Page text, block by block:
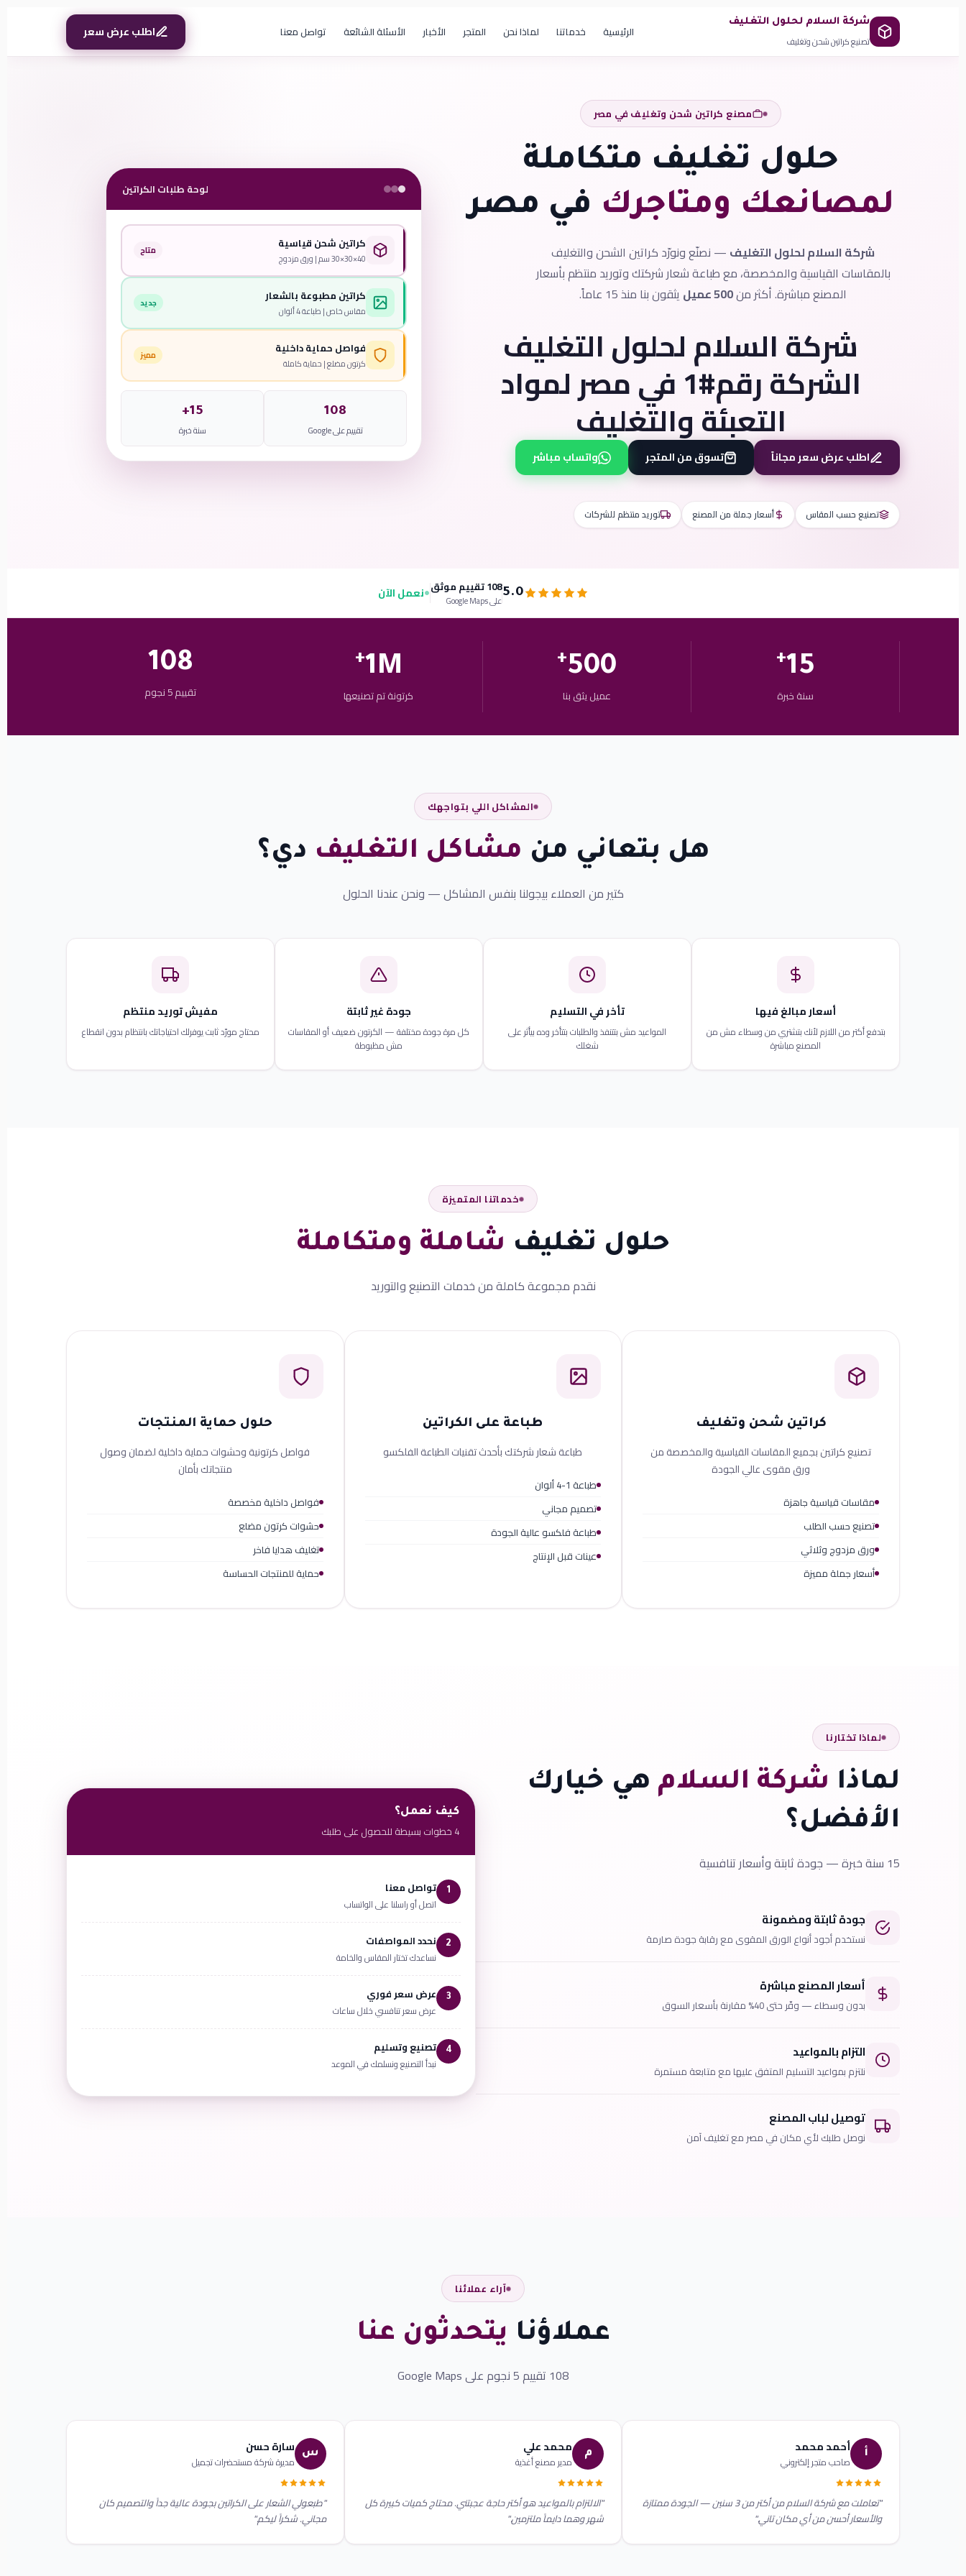
شركة السلام لحلول التغليف
تصنيع كراتين شحن وتغليف
الرئيسية خدماتنا لماذا نحن المتجر الأخبار الأسئلة الشائعة تواصل معنا اطلب عرض سعر
مصنع كراتين شحن وتغليف في مصر
حلول تغليف متكاملة
لمصانعك ومتاجرك في مصر
شركة السلام لحلول التغليف — نصنّع ونورّد كراتين الشحن والتغليف
بالمقاسات القياسية والمخصصة، مع طباعة شعار شركتك وتوريد منتظم بأسعار
المصنع مباشرة. أكثر من500 عميل يثقون بنا منذ 15 عاماً.
شركة السلام لحلول التغليف
الشركة رقم#1 في مصر لمواد
التعبئة والتغليف
اطلب عرض سعر مجاناً تسوق من المتجر واتساب مباشر
تصنيع حسب المقاس أسعار جملة من المصنع توريد منتظم للشركات
لوحة طلبات الكراتين
كراتين شحن قياسية
40×30×30 سم | ورق مزدوج
متاح
كراتين مطبوعة بالشعار
مقاس خاص | طباعة 4 ألوان
جديد
فواصل حماية داخلية
كرتون مضلع | حماية كاملة
مميز
108
تقييم على Google
15+
سنة خبرة
5.0108 تقييم موثق
على Google Maps نعمل الآن
15
+
سنة خبرة
500
+
عميل يثق بنا
1M
+
كرتونة تم تصنيعها
108
تقييم 5 نجوم
المشاكل اللي بتواجهك
هل بتعاني من مشاكل التغليف دي؟
كتير من العملاء بيجولنا بنفس المشاكل — ونحن عندنا الحلول
أسعار مبالغ فيها
بتدفع أكتر من اللازم لأنك بتشتري من وسطاء مش من
المصنع مباشرة
تأخر في التسليم
المواعيد مش بتتنفذ والطلبات بتتأخر وده بيأثر على
شغلك
جودة غير ثابتة
كل مرة جودة مختلفة — الكرتون ضعيف أو المقاسات
مش مظبوطة
مفيش توريد منتظم
محتاج مورّد ثابت يوفرلك احتياجاتك بانتظام بدون انقطاع
خدماتنا المتميزة
حلول تغليف شاملة ومتكاملة
نقدم مجموعة كاملة من خدمات التصنيع والتوريد
كراتين شحن وتغليف
تصنيع كراتين بجميع المقاسات القياسية والمخصصة من
ورق مقوى عالي الجودة
مقاسات قياسية جاهزة
تصنيع حسب الطلب
ورق مزدوج وثلاثي
أسعار جملة مميزة
طباعة على الكراتين
طباعة شعار شركتك بأحدث تقنيات الطباعة الفلكسو
طباعة 1-4 ألوان
تصميم مجاني
طباعة فلكسو عالية الجودة
عينات قبل الإنتاج
حلول حماية المنتجات
فواصل كرتونية وحشوات حماية داخلية لضمان وصول
منتجاتك بأمان
فواصل داخلية مخصصة
حشوات كرتون مضلع
تغليف هدايا فاخر
حماية للمنتجات الحساسة
لماذا تختارنا
لماذا شركة السلام هي خيارك
الأفضل؟
15 سنة خبرة — جودة ثابتة وأسعار تنافسية
جودة ثابتة ومضمونة
نستخدم أجود أنواع الورق المقوى مع رقابة جودة صارمة
أسعار المصنع مباشرة
بدون وسطاء — وفّر حتى 40% مقارنة بأسعار السوق
التزام بالمواعيد
نلتزم بمواعيد التسليم المتفق عليها مع متابعة مستمرة
توصيل لباب المصنع
نوصل طلبك لأي مكان في مصر مع تغليف آمن
كيف نعمل؟
4 خطوات بسيطة للحصول على طلبك
1 تواصل معنا
اتصل أو راسلنا على الواتساب
2 نحدد المواصفات
نساعدك تختار المقاس والخامة
3 عرض سعر فوري
عرض سعر تنافسي خلال ساعات
4 تصنيع وتسليم
نبدأ التصنيع ونسلمك في الموعد
آراء عملائنا
عملاؤنا يتحدثون عنا
108 تقييم 5 نجوم على Google Maps
أ أحمد محمد
صاحب متجر إلكتروني
"تعاملت مع شركة السلام من أكتر من 3 سنين — الجودة ممتازة
والأسعار أحسن من أي مكان تاني."
م محمد علي
مدير مصنع أغذية
"الالتزام بالمواعيد هو أكتر حاجة عجبتني. محتاج كميات كبيرة كل
شهر وهما دايماً ملتزمين."
س سارة حسن
مديرة شركة مستحضرات تجميل
"طبعولي الشعار على الكراتين بجودة عالية جداً والتصميم كان
مجاني. شكراً ليكم."